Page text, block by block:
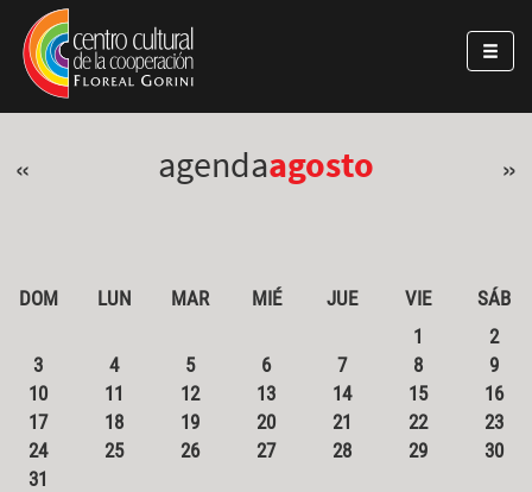
Pasar al contenido principal
Jump to main content
« agendaagosto »
DOM LUN MAR MIÉ JUE VIE
SÁB
1
2
3
4 5 6 7 8
9
10
11 12 13 14 15
16
17
18 19 20 21 22
23
24
25 26 27 28 29
30
31